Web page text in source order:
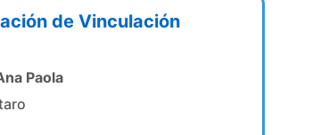
de Vinculación
Paola